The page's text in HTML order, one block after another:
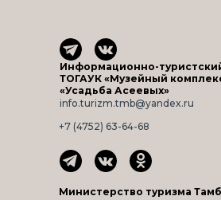
info.turizm.tmb@yandex.ru
Информационно-
ТОГАУК «Музейный
«Усадьба Асеевых»
+7 (4752) 63-64-68
Министерство туризма